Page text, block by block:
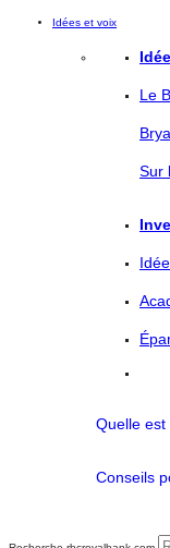
Idées et voix
Le
Sur
Quelle est
Conseils